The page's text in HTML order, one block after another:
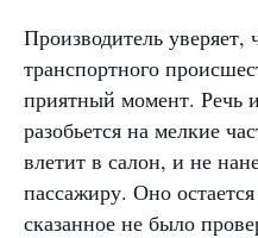
Производитель
транспортного
приятный момент. Речь
разобьется на мелкие
влетит в салон, и не
пассажиру. Оно
сказанное не было